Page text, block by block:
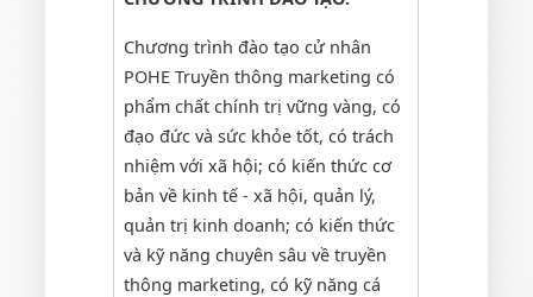
Chương trình đào tạo cử nhân
POHE Truyền thông marketing có
phẩm chất chính trị vững vàng, có
đạo đức và sức khỏe tốt, có trách
nhiệm với xã hội; có kiến thức cơ
bản về kinh tế - xã hội, quản lý,
quản trị kinh doanh; có kiến thức
và kỹ năng chuyên sâu về truyền
thông marketing, có kỹ năng cá